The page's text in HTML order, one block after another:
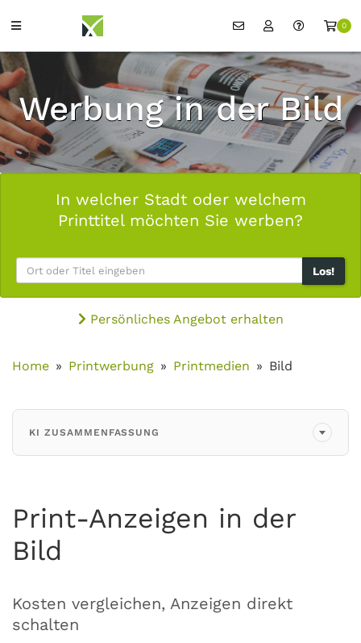
0
Werbung in der Bild
In welcher Stadt oder welchem
Printtitel möchten Sie werben?
Los!
Persönliches Angebot erhalten
Home Printwerbung Printmedien Bild
KI ZUSAMMENFASSUNG
Print-Anzeigen in der
Bild
Kosten vergleichen, Anzeigen direkt
schalten